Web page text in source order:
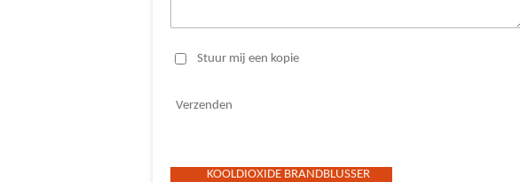
Stuur mij een kopie
Verzenden
KOOLDIOXIDE BRANDBLUSSER